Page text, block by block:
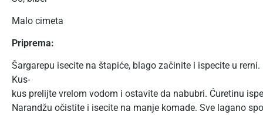
Malo cimeta
Priprema:
Šargarepu isecite na štapiće, blago začinite i ispecite u rerni.
Kus-
kus prelijte vrelom vodom i ostavite da nabubri. Ćuretinu
Narandžu očistite i isecite na manje komade. Sve lagano